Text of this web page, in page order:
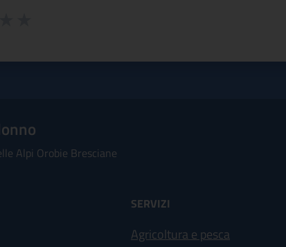
Alpi Orobie Bresciane
SERVIZI
Agricoltura e pesca